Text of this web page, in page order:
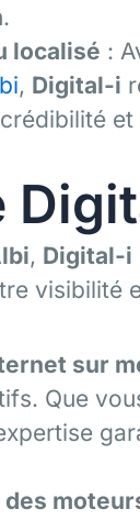
localisé :
, Digital-i
, Digital-i
visibilité
sur
Que